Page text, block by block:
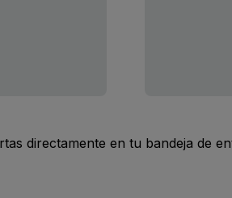
directamente en tu bandeja de